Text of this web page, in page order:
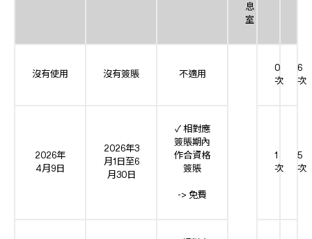
息
室
沒有使用 沒有簽賬 不適用
0
次
6
次
2026年
4月9日
2026年3
月1日至6
月30日
✓ 相對應
簽賬期內
作合資格
簽賬
-> 免費
1
次
5
次